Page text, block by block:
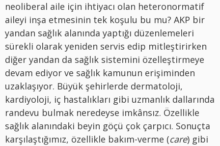
neoliberal aile için ihtiyacı olan heteronormatif
aileyi inşa etmesinin tek koşulu bu mu? AKP bir
yandan sağlık alanında yaptığı düzenlemeleri
sürekli olarak yeniden servis edip mitleştirirken
diğer yandan da sağlık sistemini özelleştirmeye
devam ediyor ve sağlık kamunun erişiminden
uzaklaşıyor. Büyük şehirlerde dermatoloji,
kardiyoloji, iç hastalıkları gibi uzmanlık dallarında
randevu bulmak neredeyse imkânsız. Özellikle
sağlık alanındaki beyin göçü çok çarpıcı. Sonuçta
karşılaştığımız, özellikle bakım-verme (care) gibi